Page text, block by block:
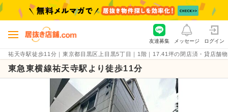
祐天寺駅徒歩11分｜東京都目黒区上目黒5丁目｜1階｜17.41坪の閉店済・貸店舗
友達募集 メッセージ ログイン
東急東横線祐天寺駅より徒歩11分